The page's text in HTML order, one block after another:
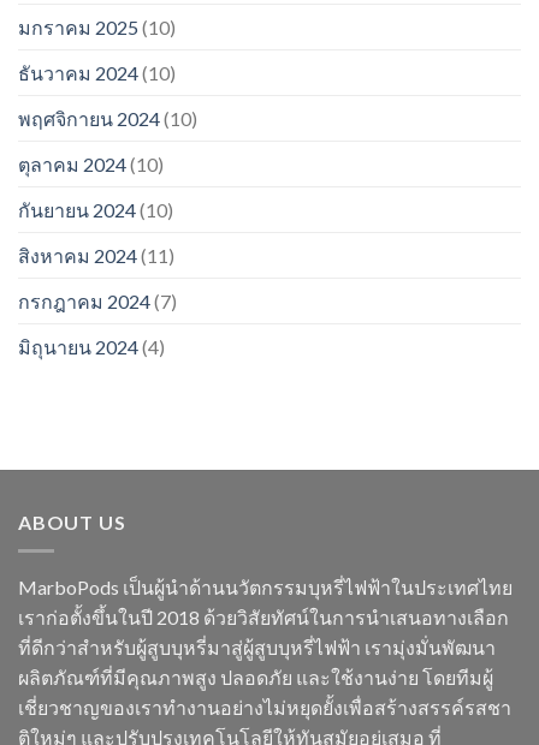
มกราคม 2025 (10)
ธันวาคม 2024(10)
พฤศจิกายน 2024(10)
ตุลาคม 2024(10)
กันยายน 2024(10)
สิงหาคม 2024(11)
กรกฎาคม 2024(7)
มิถุนายน 2024(4)
ABOUT US
MarboPods เป็นผู้นำด้านนวัตกรรมบุหรี่ไฟฟ้าในประเทศไทย
เราก่อตั้งขึ้นในปี 2018 ด้วยวิสัยทัศน์ในการนำเสนอทางเลือก
ที่ดีกว่าสำหรับผู้สูบบุหรี่มาสู่ผู้สูบบุหรี่ไฟฟ้า เรามุ่งมั่นพัฒนา
ผลิตภัณฑ์ที่มีคุณภาพสูง ปลอดภัย และใช้งานง่าย โดยทีมผู้
เชี่ยวชาญของเราทำงานอย่างไม่หยุดยั้งเพื่อสร้างสรรค์รสชา
ติใหม่ๆ และปรับปรุงเทคโนโลยีให้ทันสมัยอยู่เสมอ ที่